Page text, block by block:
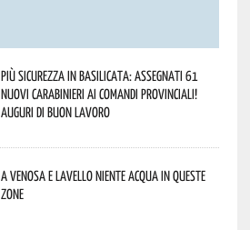
Più sicurezza in Basilicata: assegnati 61
nuovi Carabinieri ai Comandi provinciali!
Auguri di buon lavoro
A Venosa e Lavello niente acqua in queste
zone